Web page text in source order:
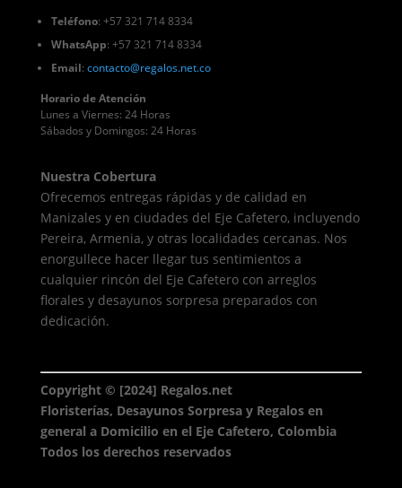
Teléfono: +57 321 714 8334
WhatsApp: +57 321 714 8334
Email: contacto@regalos.net.co
Horario de Atención
Lunes a Viernes: 24 Horas
Sábados y Domingos: 24 Horas
Nuestra Cobertura
Ofrecemos entregas rápidas y de calidad en
Manizales y en ciudades del Eje Cafetero, incluyendo
Pereira, Armenia, y otras localidades cercanas. Nos
enorgullece hacer llegar tus sentimientos a
cualquier rincón del Eje Cafetero con arreglos
florales y desayunos sorpresa preparados con
dedicación.
Copyright © [2024] Regalos.net
Floristerías, Desayunos Sorpresa y Regalos en
general a Domicilio en el Eje Cafetero, Colombia
Todos los derechos reservados